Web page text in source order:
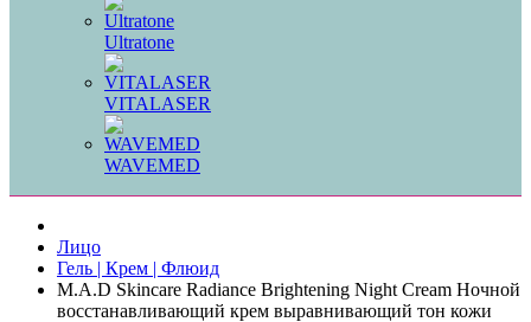
Ultratone
VITALASER
WAVEMED
Лицо
Гель | Крем | Флюид
M.A.D Skincare Radiance Brightening Night Cream Ночной
восстанавливающий крем выравнивающий тон кожи